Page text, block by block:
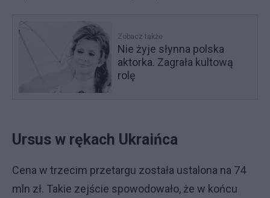
Zobacz także
Nie żyje słynna polska
aktorka. Zagrała kultową
rolę
Ursus w rękach Ukraińca
Cena w trzecim przetargu została ustalona na 74
mln zł. Takie zejście spowodowało, że w końcu